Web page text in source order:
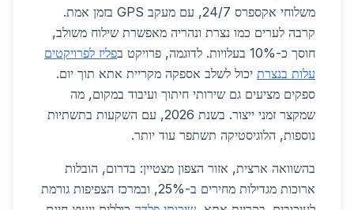
משלוחי אקספרס 24/7, עם מעקב GPS בזמן אמת.
קרבה לערים כמו נצרת ונהריה מאפשרת שילוח משולב,
חוסך כ-10% בעלויות. לדוגמה, פרויקט ב
פליז לפרויקטים
עלות בנצרת יכול לשלב אספקה מקריית אתא תוך יום.
ספקים מציעים גם שירותי חיתוך ועיבוד במקום, מה
שמקצר זמני ייצור. בשנת 2026, עם השקעות בתשתיות
נוספות, הלוגיסטיקה תשתפר עוד יותר.
בהשוואה ארצית, אזור הצפון מצטיין: בדרום, הובלות
ארוכות מגדילות מחירים ב-25%, ובמרכז הצפיפות גורמת